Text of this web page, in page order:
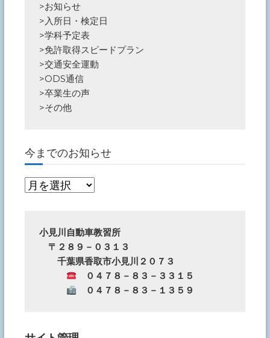
>お知らせ
>入所日・検定日
>学科予定表
>免許取得スピードプラン
>交通安全運動
>ODS通信
>卒業生の声
>その他
今までのお知らせ
今
小見川自動車教習所
〒２８９－０３１３
千葉県香取市小見川２０７３
０４７８－８３－３３１５
０４７８－８３－１３５９